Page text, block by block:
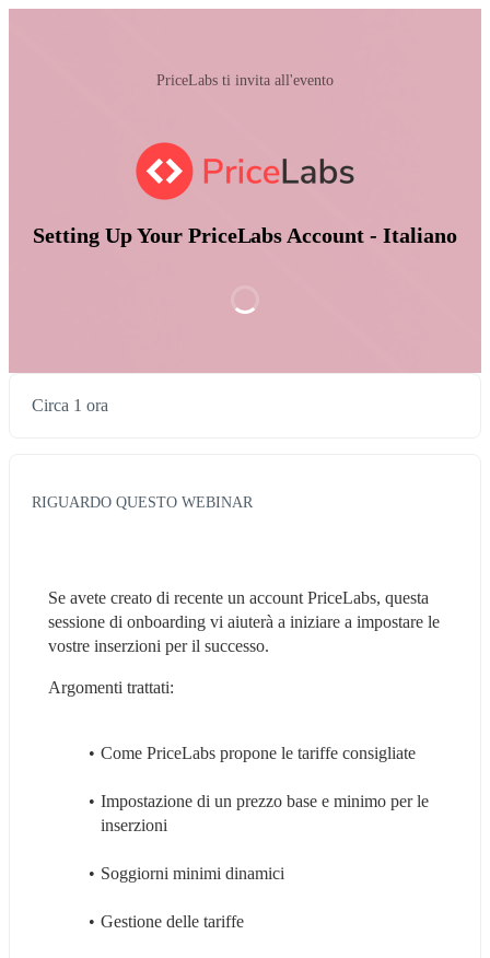
PriceLabs ti invita all'evento
Setting Up Your PriceLabs Account - Italiano
Circa 1 ora
RIGUARDO QUESTO WEBINAR
Se avete creato di recente un account PriceLabs, questa
sessione di onboarding vi aiuterà a iniziare a impostare le
vostre inserzioni per il successo.
Argomenti trattati:
Come PriceLabs propone le tariffe consigliate
Impostazione di un prezzo base e minimo per le
inserzioni
Soggiorni minimi dinamici
Gestione delle tariffe